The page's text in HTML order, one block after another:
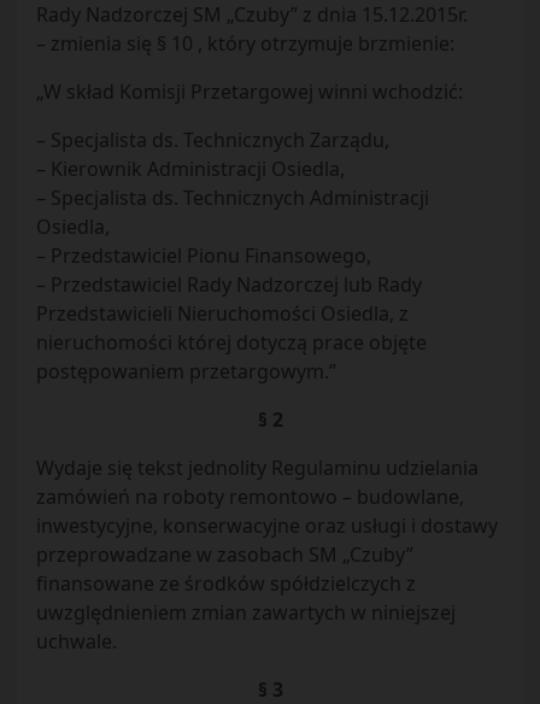
Rady Nadzorczej SM „Czuby” z dnia 15.12.2015r.
– zmienia się § 10 , który otrzymuje brzmienie:
„W skład Komisji Przetargowej winni wchodzić:
– Specjalista ds. Technicznych Zarządu,
– Kierownik Administracji Osiedla,
– Specjalista ds. Technicznych Administracji
Osiedla,
– Przedstawiciel Pionu Finansowego,
– Przedstawiciel Rady Nadzorczej lub Rady
Przedstawicieli Nieruchomości Osiedla, z
nieruchomości której dotyczą prace objęte
postępowaniem przetargowym.”
§ 2
Wydaje się tekst jednolity Regulaminu udzielania
zamówień na roboty remontowo – budowlane,
inwestycyjne, konserwacyjne oraz usługi i dostawy
przeprowadzane w zasobach SM „Czuby”
finansowane ze środków spółdzielczych z
uwzględnieniem zmian zawartych w niniejszej
uchwale.
§ 3